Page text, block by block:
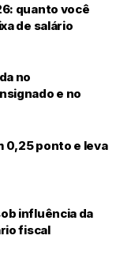
quanto você
de salário
no
e no
0,25 ponto e leva
influência da
fiscal